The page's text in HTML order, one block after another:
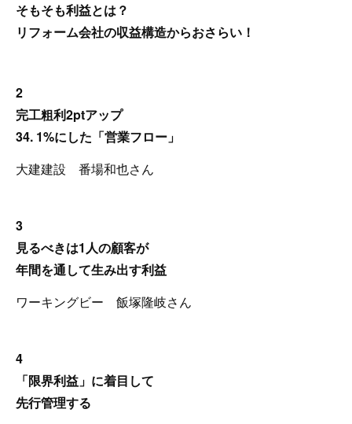
そもそも利益とは？
リフォーム会社の収益構造からおさらい！
2
完工粗利2ptアップ
34. 1%にした「営業フロー」
大建建設 番場和也さん
3
見るべきは1人の顧客が
年間を通して生み出す利益
ワーキングビー 飯塚隆岐さん
4
「限界利益」に着目して
先行管理する